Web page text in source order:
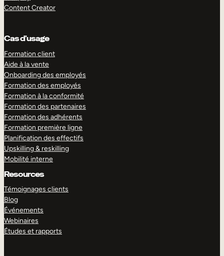
Content Creator
Cas d’usage
Formation client
Aide à la vente
Onboarding des employés
Formation des employés
Formation à la conformité
Formation des partenaires
Formation des adhérents
Formation première ligne
Planification des effectifs
Upskilling & reskilling
Mobilité interne
Resources
Témoignages clients
Blog
Événements
Webinaires
Études et rapports